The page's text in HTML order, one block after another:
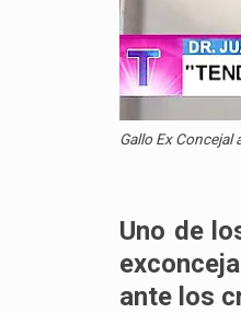
Gallo Ex Concejal
Uno de
ante los